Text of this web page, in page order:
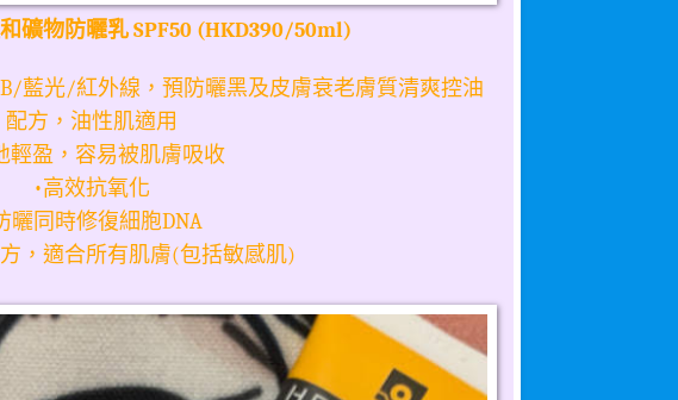
礦物防曬乳SPF50 (HKD390/50ml)
藍光/紅外線，預防曬黑及皮膚衰老膚質清爽控油
配方，油性肌適用
輕盈，容易被肌膚吸收
•高效抗氧化
曬同時修復細胞DNA
，適合所有肌膚(包括敏感肌)